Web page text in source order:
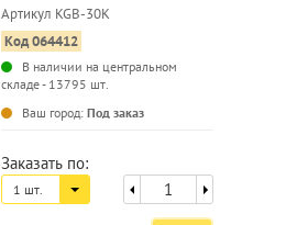
Артикул KGB-30K
Код 064412
В наличии на центральном
складе - 13795 шт.
Ваш город: Под заказ
Заказать по:
1 шт.